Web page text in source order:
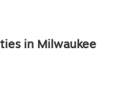
in Milwaukee